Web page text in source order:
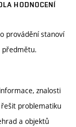
HODNOCENÍ
provádění stanoví
předmětu.
znalosti
problematiku
a objektů